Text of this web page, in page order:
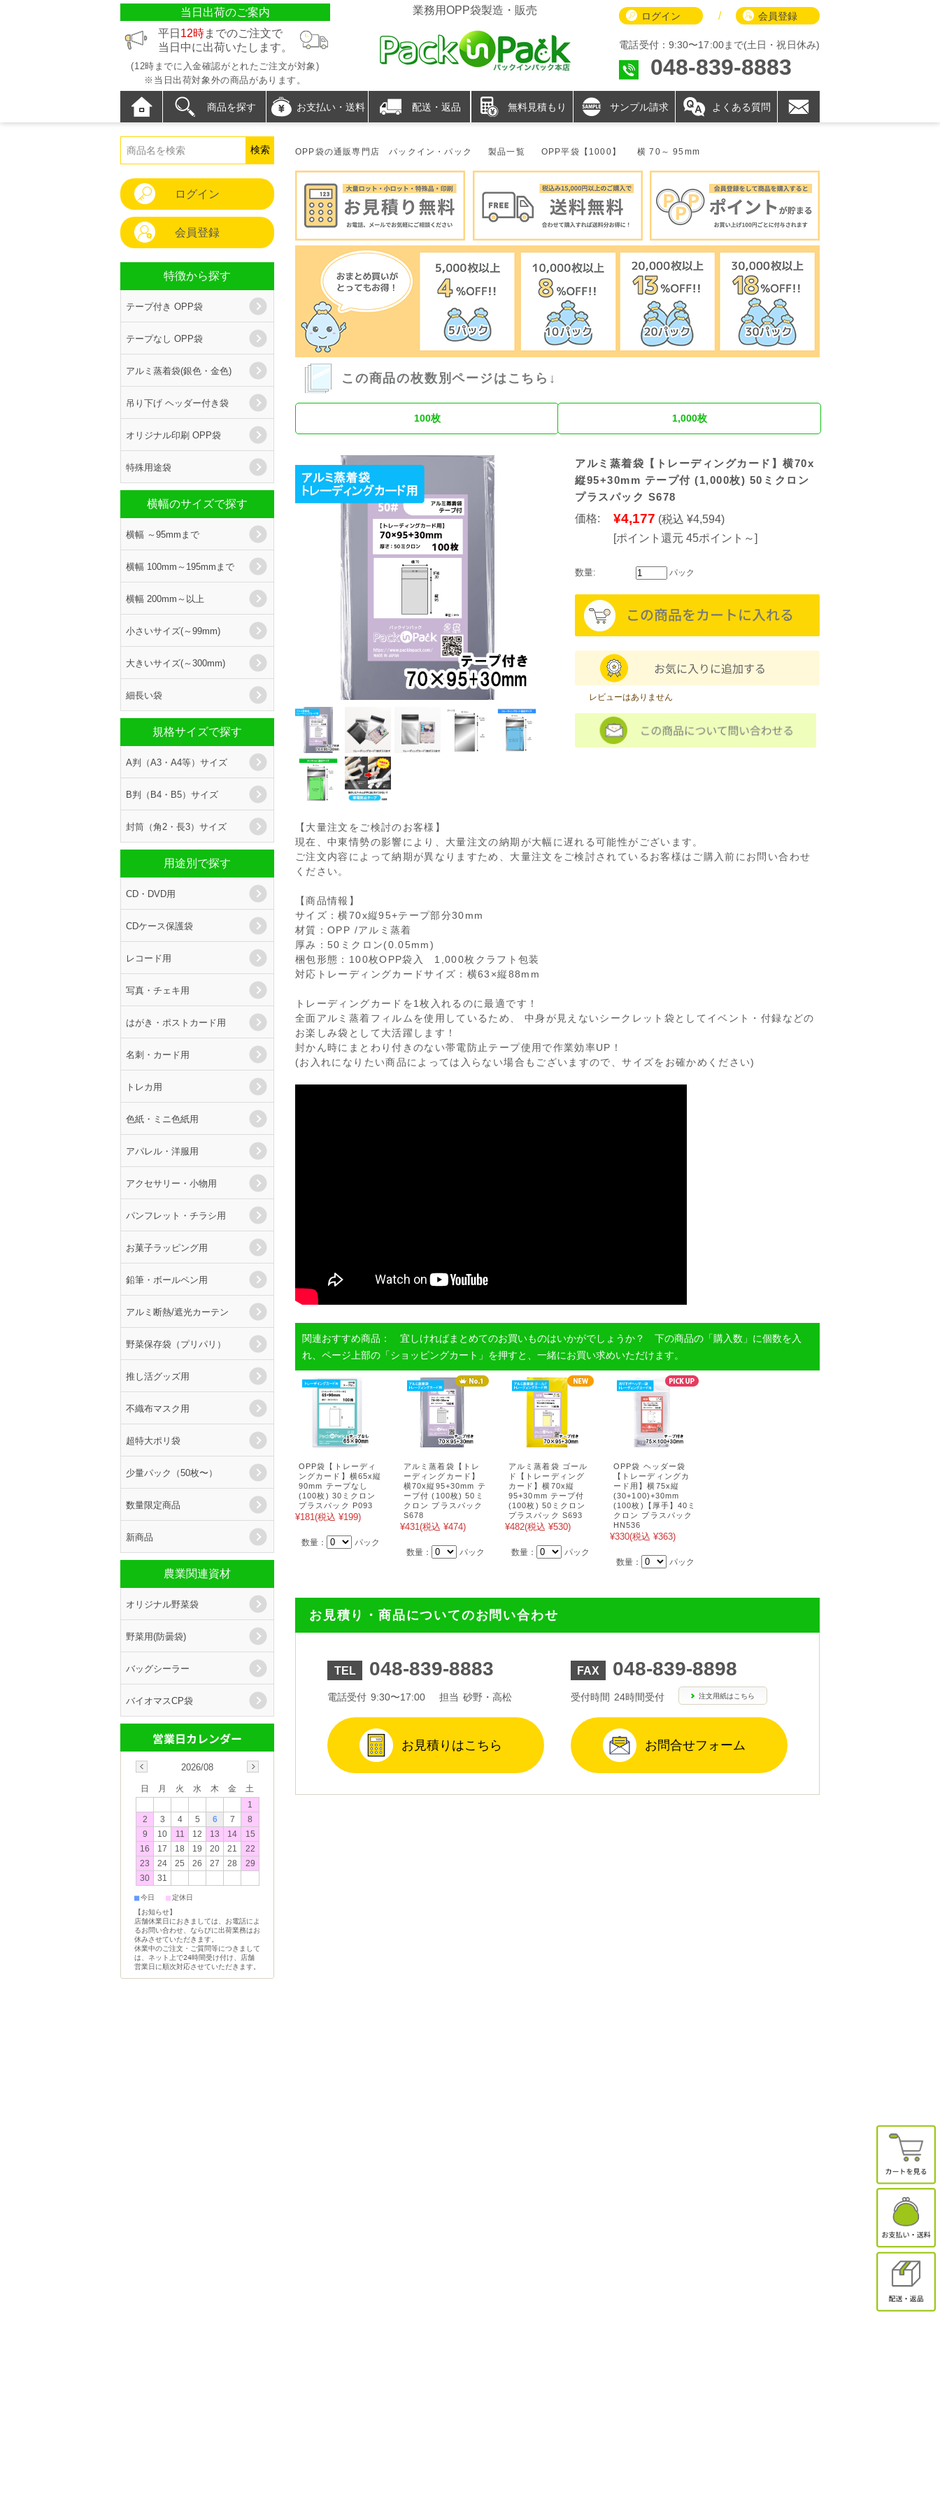
当日出荷のご案内
平日 12時までのご注文で
当日中に出荷いたします。
(12時までに入金確認がとれたご注文が対象)
※当日出荷対象外の商品があります。
業務用OPP袋製造・販売 ログイン / 会員登録
電話受付：9:30〜17:00まで(土日・祝日休み)
048-839-8883
商品を探す お支払い・送料 配送・返品 無料見積もり サンプル請求 よくある質問
OPP袋の通販専門店 パックイン・パック 製品一覧 OPP平袋【1000】 横 70～ 95mm
この商品の枚数別ページはこちら↓
100枚 1,000枚
アルミ蒸着袋【トレーディングカード】横70x
縦95+30mm テープ付 (1,000枚) 50ミクロン
プラスパック S678
価格:
¥4,177 (税込 ¥4,594)
[ポイント還元 45ポイント～]
数量: パック
レビューはありません
【大量注文をご検討のお客様】
現在、中東情勢の影響により、大量注文の納期が大幅に遅れる可能性がございます。
ご注文内容によって納期が異なりますため、大量注文をご検討されているお客様はご購入前にお問い合わせ
ください。
【商品情報】
サイズ：横70x縦95+テープ部分30mm
材質：OPP /アルミ蒸着
厚み：50ミクロン(0.05mm)
梱包形態：100枚OPP袋入 1,000枚クラフト包装
対応トレーディングカードサイズ：横63×縦88mm
トレーディングカードを1枚入れるのに最適です！
全面アルミ蒸着フィルムを使用しているため、 中身が見えないシークレット袋としてイベント・付録などの
お楽しみ袋として大活躍します！
封かん時にまとわり付きのない帯電防止テープ使用で作業効率UP！
(お入れになりたい商品によっては入らない場合もございますので、サイズをお確かめください)
関連おすすめ商品： 宜しければまとめてのお買いものはいかがでしょうか？ 下の商品の「購入数」に個数を入
れ、ページ上部の「ショッピングカート」を押すと、一緒にお買い求めいただけます。
OPP袋【トレーディ
ングカード】横65x縦
90mm テープなし
(100枚) 30ミクロン
プラスパック P093
¥181(税込 ¥199)
数量： パック
アルミ蒸着袋【トレ
ーディングカード】
横70x縦95+30mm テ
ープ付 (100枚) 50ミ
クロン プラスパック
S678
¥431(税込 ¥474)
数量： パック
アルミ蒸着袋 ゴール
ド【トレーディング
カード】横70x縦
95+30mm テープ付
(100枚) 50ミクロン
プラスパック S693
¥482(税込 ¥530)
数量： パック
OPP袋 ヘッダー袋
【トレーディングカ
ード用】横75x縦
(30+100)+30mm
(100枚)【厚手】40ミ
クロン プラスパック
HN536
¥330(税込 ¥363)
数量： パック
お見積り・商品についてのお問い合わせ
TEL 048-839-8883
電話受付 9:30〜17:00 担当 砂野・高松
お見積りはこちら
FAX 048-839-8898
受付時間 24時間受付 注文用紙はこちら
お問合せフォーム
ログイン
会員登録
特徴から探す
テープ付き OPP袋
テープなし OPP袋
アルミ蒸着袋(銀色・金色)
吊り下げ ヘッダー付き袋
オリジナル印刷 OPP袋
特殊用途袋
横幅のサイズで探す
横幅 ～95mmまで
横幅 100mm～195mmまで
横幅 200mm～以上
小さいサイズ(～99mm)
大きいサイズ(～300mm)
細長い袋
規格サイズで探す
A判（A3・A4等）サイズ
B判（B4・B5）サイズ
封筒（角2・長3）サイズ
用途別で探す
CD・DVD用
CDケース保護袋
レコード用
写真・チェキ用
はがき・ポストカード用
名刺・カード用
トレカ用
色紙・ミニ色紙用
アパレル・洋服用
アクセサリー・小物用
パンフレット・チラシ用
お菓子ラッピング用
鉛筆・ボールペン用
アルミ断熱/遮光カーテン
野菜保存袋（プリパリ）
推し活グッズ用
不織布マスク用
超特大ポリ袋
少量パック（50枚〜）
数量限定商品
新商品
農業関連資材
オリジナル野菜袋
野菜用(防曇袋)
バッグシーラー
バイオマスCP袋
2026/08
日 月 火 水 木 金
土
1
2
3 4 5 6 7
8
9
10 11 12 13 14
15
16
17 18 19 20 21
22
23
24 25 26 27 28
29
30
31
■今日 ■定休日
【お知らせ】
店舗休業日におきましては、お電話によ
るお問い合わせ、ならびに出荷業務はお
休みさせていただきます。
休業中のご注文・ご質問等につきまして
は、ネット上で24時間受け付け、店舗
営業日に順次対応させていただきます。